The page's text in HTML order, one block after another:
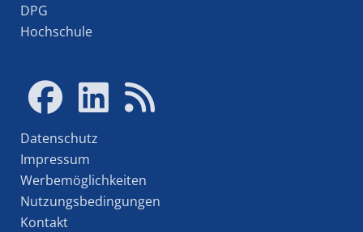
DPG
Hochschule
Datenschutz
Impressum
Werbemöglichkeiten
Nutzungsbedingungen
Kontakt